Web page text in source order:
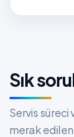
Sık
Servis
merak